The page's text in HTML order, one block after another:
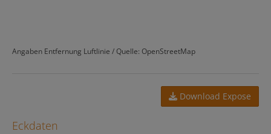
Angaben Entfernung Luftlinie / Quelle: OpenStreetMap
Download Expose
Eckdaten